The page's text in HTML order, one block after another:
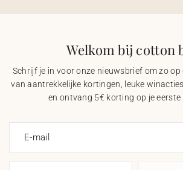
Welkom bij cotton
Schrijf je in voor onze nieuwsbrief om zo
van aantrekkelijke kortingen, leuke
en ontvang 5€ korting op je eerste
E-mail